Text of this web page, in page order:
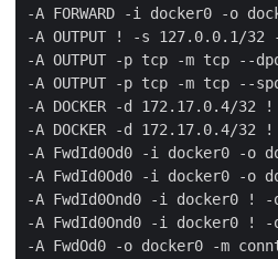
-A FORWARD -i docker0 -o
-A OUTPUT ! -s 127.0.0.1/
-A OUTPUT -p tcp -m tcp
-A OUTPUT -p tcp -m tcp
-A DOCKER -d 172.17.0.4/
-A DOCKER -d 172.17.0.4/
-A FwdId0Od0 -i docker0 -o
-A FwdId0Od0 -i docker0 -o
-A FwdId0Ond0 -i docker0 !
-A FwdId0Ond0 -i docker0 ! -
-A FwdOd0 -o docker0 -m